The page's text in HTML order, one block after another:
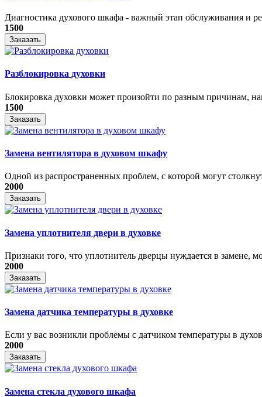
Диагностика духового шкафа - важный этап обслуживания и
1500
Заказать
Разблокировка духовки
Блокировка духовки может произойти по разным причинам,
1500
Заказать
Замена вентилятора в духовом шкафу
Одной из распространенных проблем, с которой могут
2000
Заказать
Замена уплотнителя двери в духовке
Признаки того, что уплотнитель дверцы нуждается в замене,
2000
Заказать
Замена датчика температуры в духовке
Если у вас возникли проблемы с датчиком температуры в
2000
Заказать
Замена стекла духового шкафа